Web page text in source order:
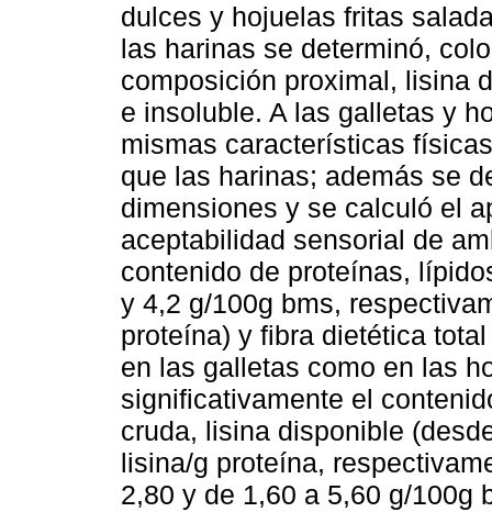
dulces y hojuelas fritas
las harinas se determinó,
composición proximal, lisina
e insoluble. A las galletas y
mismas características
que las harinas; además se
dimensiones y se calculó el
aceptabilidad sensorial de
contenido de proteínas,
y 4,2 g/100g bms,
proteína) y fibra dietética
en las galletas como en las
significativamente el
cruda, lisina disponible
lisina/g proteína,
2,80 y de 1,60 a 5,60 g/100g